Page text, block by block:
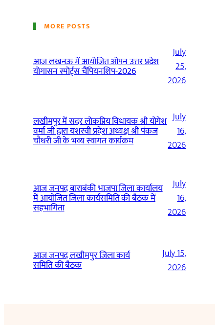
MORE POSTS
आज लखनऊ में आयोजित ओपन उत्तर प्रदेश
योगासन स्पोर्ट्स चैंपियनशिप-2026
July
25,
2026
लखीमपुर में सदर लोकप्रिय विधायक श्री योगेश
वर्मा जी द्वारा यशस्वी प्रदेश अध्यक्ष श्री पंकज
चौधरी जी के भव्य स्वागत कार्यक्रम
July
16,
2026
आज जनपद बाराबंकी भाजपा जिला कार्यालय
में आयोजित जिला कार्यसमिति की बैठक में
सहभागिता
July
16,
2026
आज जनपद लखीमपुर जिला कार्य
समिति की बैठक
July 15,
2026